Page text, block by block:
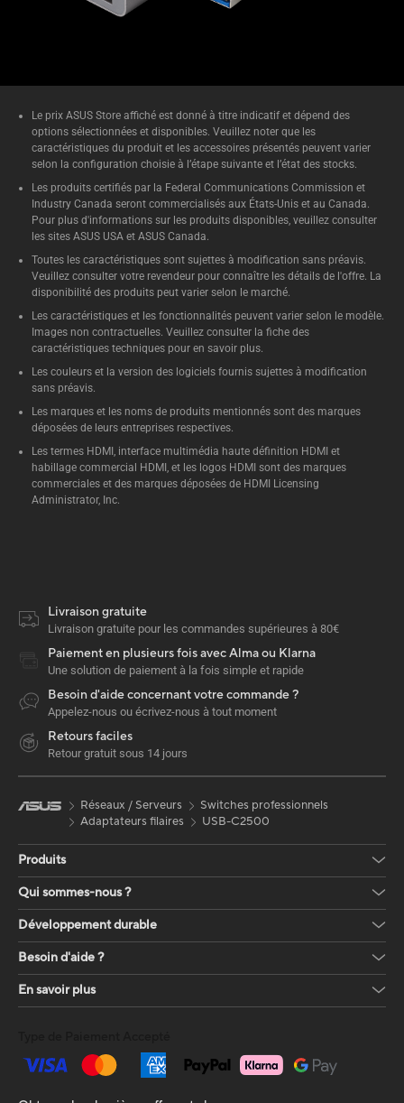
Le prix ASUS Store affiché est donné à titre indicatif et dépend des
options sélectionnées et disponibles. Veuillez noter que les
caractéristiques du produit et les accessoires présentés peuvent varier
selon la configuration choisie à l’étape suivante et l’état des stocks.
Les produits certifiés par la Federal Communications Commission et
Industry Canada seront commercialisés aux États-Unis et au Canada.
Pour plus d'informations sur les produits disponibles, veuillez consulter
les sites ASUS USA et ASUS Canada.
Toutes les caractéristiques sont sujettes à modification sans préavis.
Veuillez consulter votre revendeur pour connaître les détails de l'offre. La
disponibilité des produits peut varier selon le marché.
Les caractéristiques et les fonctionnalités peuvent varier selon le modèle.
Images non contractuelles. Veuillez consulter la fiche des
caractéristiques techniques pour en savoir plus.
Les couleurs et la version des logiciels fournis sujettes à modification
sans préavis.
Les marques et les noms de produits mentionnés sont des marques
déposées de leurs entreprises respectives.
Les termes HDMI, interface multimédia haute définition HDMI et
habillage commercial HDMI, et les logos HDMI sont des marques
commerciales et des marques déposées de HDMI Licensing
Administrator, Inc.
Livraison gratuite
Livraison gratuite pour les commandes supérieures à 80€
Paiement en plusieurs fois avec Alma ou Klarna
Une solution de paiement à la fois simple et rapide
Besoin d'aide concernant votre commande ?
Appelez-nous ou écrivez-nous à tout moment
Retours faciles
Retour gratuit sous 14 jours
Réseaux / Serveurs
Switches professionnels
Adaptateurs filaires
USB-C2500
Produits
Qui sommes-nous ?
Développement durable
Besoin d'aide ?
En savoir plus